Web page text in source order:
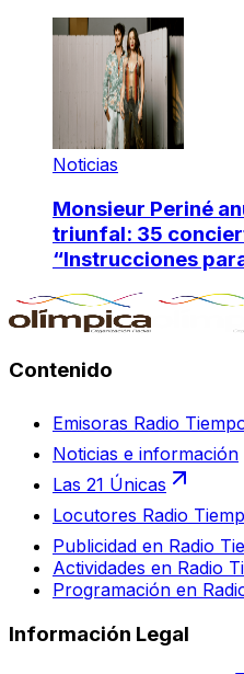
Noticias
Monsieur Periné
triunfal: 35
“Instrucciones
Contenido
Emisoras Radio
Noticias e información
Las 21 Únicas
Locutores Radio
Publicidad en Radio
Actividades en Radio
Programación en
Información Legal